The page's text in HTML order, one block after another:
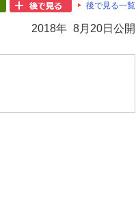
後で見る一覧
2018年 8月20日公開